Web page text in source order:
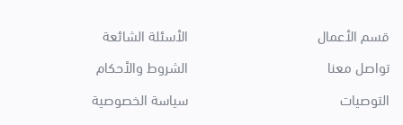
قسم الأعمال
تواصل معنا
التوصيات
الأسئلة الشائعة
الشروط والأحكام
سياسة الخصوصية